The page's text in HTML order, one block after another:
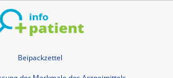
Beipackzettel